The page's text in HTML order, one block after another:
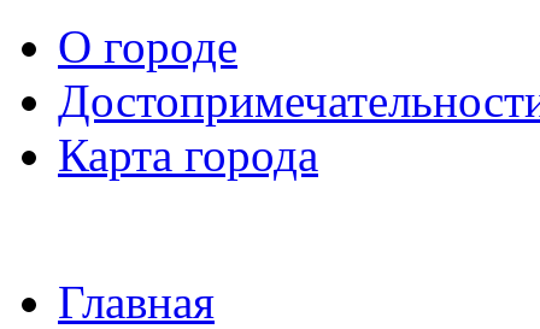
О городе
Карта города
Главная